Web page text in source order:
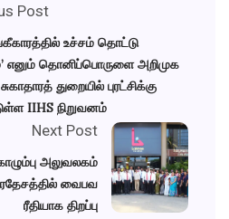
Post
உச்சம் தொட்டு
எனும் தொனிப்பொருளை அறிமுக
துறையில் புரட்சிக்கு
IIHS நிறுவனம்
Next Post
அலுவலகம்
வைபவ
ரீதியாக திறப்பு